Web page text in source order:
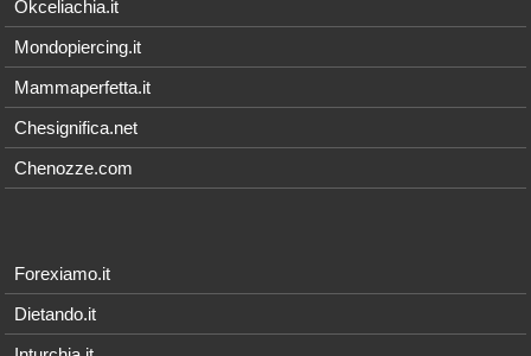
Okceliachia.it
Mondopiercing.it
Mammaperfetta.it
Chesignifica.net
Chenozze.com
Forexiamo.it
Dietando.it